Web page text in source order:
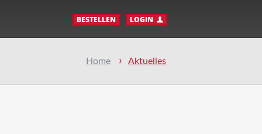
BESTELLEN LOGIN
Home Aktuelles